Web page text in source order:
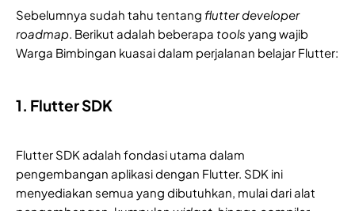
Sebelumnya sudah tahu tentang flutter developer
roadmap. Berikut adalah beberapa tools yang wajib
Warga Bimbingan kuasai dalam perjalanan belajar Flutter:
1. Flutter SDK
Flutter SDK adalah fondasi utama dalam
pengembangan aplikasi dengan Flutter. SDK ini
menyediakan semua yang dibutuhkan, mulai dari alat